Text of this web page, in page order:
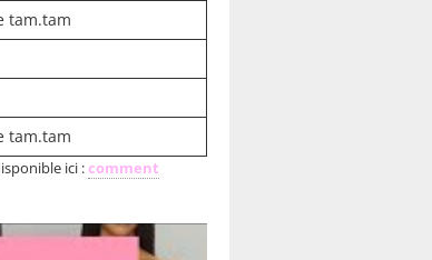
tam.tam
tam.tam
ici :comment